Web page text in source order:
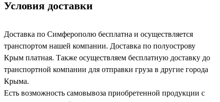
Условия доставки
Доставка по Симферополю бесплатна и осуществляется
транспортом нашей компании. Доставка по полуострову
Крым платная. Также осуществляем бесплатную доставку до
транспортной компании для отправки груза в другие города
Крыма.
Есть возможность самовывоза приобретенной продукции с